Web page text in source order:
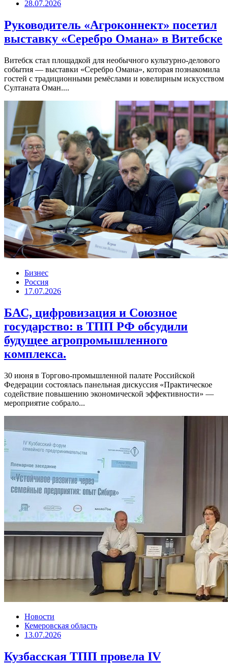
28.07.2026
Руководитель «Агроконнект» посетил
выставку «Серебро Омана» в Витебске
Витебск стал площадкой для необычного культурно-делового
события — выставки «Серебро Омана», которая познакомила
гостей с традиционными ремёслами и ювелирным искусством
Султаната Оман....
Бизнес
Россия
17.07.2026
БАС, цифровизация и Союзное
государство: в ТПП РФ обсудили
будущее агропромышленного
комплекса.
30 июня в Торгово-промышленной палате Российской
Федерации состоялась панельная дискуссия «Практическое
содействие повышению экономической эффективности» —
мероприятие собрало...
Новости
Кемеровская область
13.07.2026
Кузбасская ТПП провела IV